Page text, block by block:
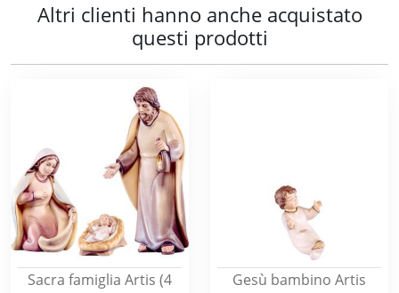
Altri clienti hanno anche acquistato
questi prodotti
Sacra famiglia Artis (4
Gesù bambino Artis